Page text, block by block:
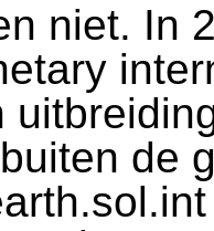
niet. In
de